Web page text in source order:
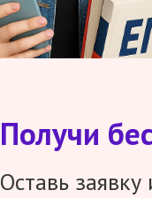
Получи
Оставь